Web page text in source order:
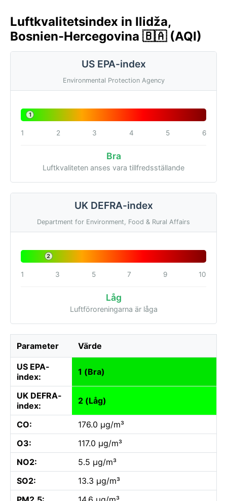
Luftkvalitetsindex in Ilidža,
Bosnien-Hercegovina 🇧🇦 (AQI)
US EPA-index
Environmental Protection Agency
1
1 2 3 4 5 6
Bra
Luftkvaliteten anses vara tillfredsställande
UK DEFRA-index
Department for Environment, Food & Rural Affairs
2
1 3 5 7 9 10
Låg
Luftföroreningarna är låga
Parameter Värde
US EPA-
index:
1 (Bra)
UK DEFRA-
index:
2 (Låg)
CO:
176.0 µg/m³
O3:
117.0 µg/m³
NO2:
5.5 µg/m³
SO2:
13.3 µg/m³